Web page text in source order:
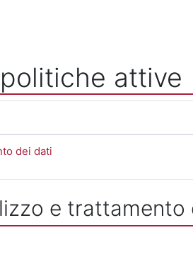
attive
dei dati
e trattamento